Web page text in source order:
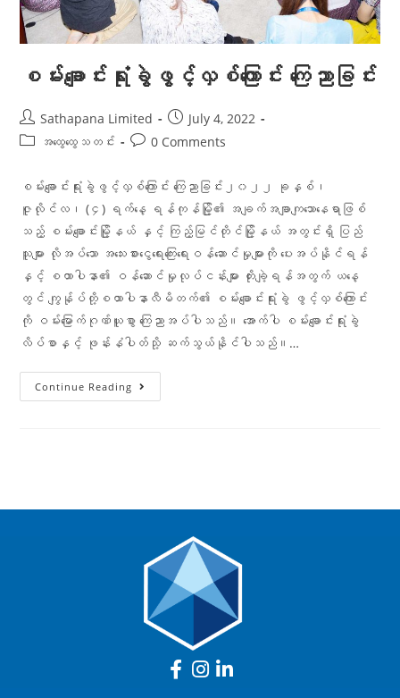
စမ်းချောင်းရုံးခွဲဖွင့်လှစ်ကြောင်း ကြေညာခြင်း
Sathapana Limited
July 4, 2022
အထွေထွေသတင်း
0 Comments
စမ်းချောင်းရုံးခွဲဖွင့်လှစ်ကြောင်း ကြေညာခြင်း၂၀၂၂ ခုနှစ်၊
ဇူလိုင်လ၊ (၄) ရက်နေ့ ရန်ကုန်မြို့၏ အချက်အချာကျသောနေရာဖြစ်
သည့် စမ်းချောင်းမြို့နယ် နှင့် ကြည့်မြင်တိုင်မြို့နယ် အတွင်းရှိ ပြည်
သူများ လိုအပ်သော အသေးစားငွေရေးကြေးရေးဝန်ဆောင်မှုများကို ပေးအပ်နိုင်ရန်
နှင့် စထာပါနာ၏ ဝန်ဆောင်မှုလုပ်ငန်းများ တိုးချဲ့ရန်အတွက် ယနေ့
တွင် ကျွန်ုပ်တို့စထာပါနာလီမိတက်၏ စမ်းချောင်းရုံးခွဲ ဖွင့်လှစ်ကြောင်း
ကို ဝမ်းမြောက်ဂုဏ်ယူစွာ ကြေညာအပ်ပါသည်။ အောက်ပါ စမ်းချောင်းရုံးခွဲ
လိပ်စာနှင့် ဖုန်းနံပါတ်သို့ ဆက်သွယ်နိုင်ပါသည်။…
Continue Reading